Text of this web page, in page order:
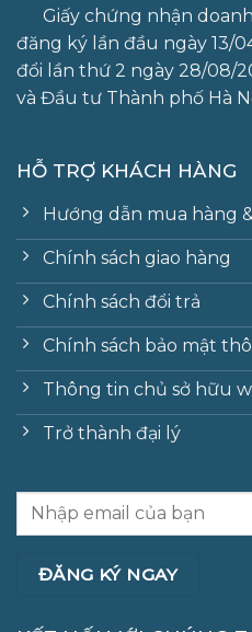
Giấy chứng nhận
đăng ký lần đầu ngày 13/
đổi lần thứ 2 ngày 28/08/
và Đầu tư Thành phố Hà
HỖ TRỢ KHÁCH HÀNG
Hướng dẫn mua hàng
Chính sách giao hàng
Chính sách đổi trả
Chính sách bảo mật
Thông tin chủ sở hữu
Trở thành đại lý